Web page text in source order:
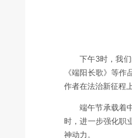
下午3时，我
《端阳长歌》等
作者在法治新征程
端午节承载着
时，进一步强化职
神动力。